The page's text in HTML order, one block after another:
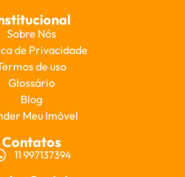
Sobre Nós
de Privacidade
de uso
Glossário
Blog
Meu Imóvel
Contatos
11 997137394